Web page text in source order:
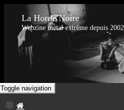
La Horde Noire
Webzine metal extrême depuis 2002
Toggle navigation